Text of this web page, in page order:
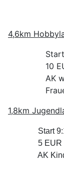
4,6km
10
AK
1,8km
Start
5 EUR
AK